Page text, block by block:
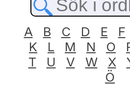
A B C D E F
K
L M N O
T
U V W X
Ö